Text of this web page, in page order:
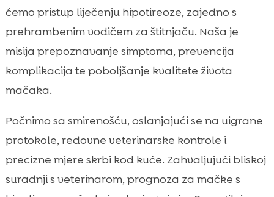
 Prevencija i dugoročna briga
Zaključak
 FAQ
ćemo pristup liječenju hipotireoze, zajedno s
prehrambenim vodičem za štitnjaču. Naša je
misija prepoznavanje simptoma, prevencija
komplikacija te poboljšanje kvalitete života
mačaka.
Počnimo sa smirenošću, oslanjajući se na uigrane
protokole, redovne veterinarske kontrole i
precizne mjere skrbi kod kuće. Zahvaljujući bliskoj
suradnji s veterinarom, prognoza za mačke s